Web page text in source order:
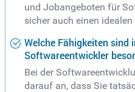
und Jobangeboten für
sicher auch einen
Welche Fähigkeiten sind
Softwareentwickler
Bei der
darauf an, dass Sie